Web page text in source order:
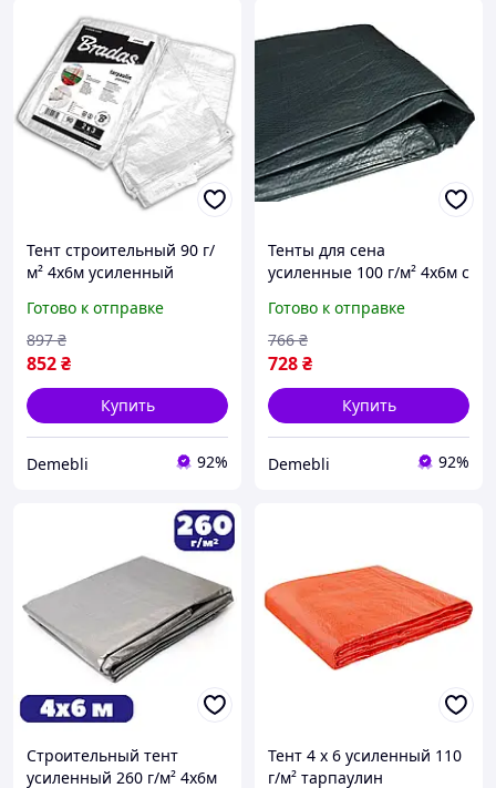
Тент строительный 90 г/
м² 4х6м усиленный
полог водостойкий
тарпаулиновый (br-
PLW904/6)
Готово к отправке
852₴
897 ₴
Купить
Demebli 92%
Тенты для сена
усиленные 100 г/м² 4х6м с
защитный тарпаулин
водостойкий (shad-
ТЕНТ00029)
Готово к отправке
728₴
766 ₴
Купить
Demebli 92%
Строительный тент
усиленный 260 г/м² 4х6м
Тент 4 х 6 усиленный 110
г/м² тарпаулин